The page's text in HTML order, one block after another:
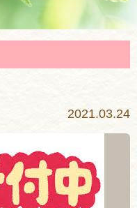
2021.03.24